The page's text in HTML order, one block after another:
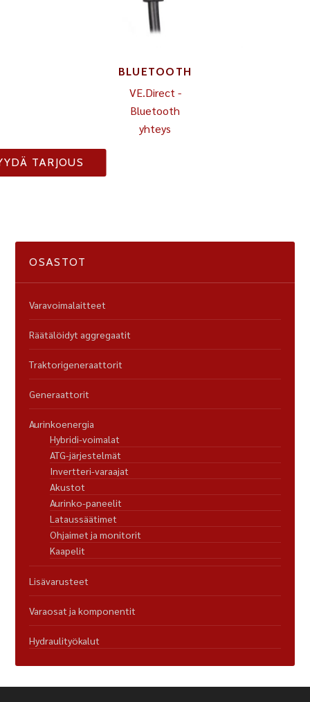
BLUETOOTH
VE.Direct -
Bluetooth
yhteys
TARJOUS
OSASTOT
Varavoimalaitteet
Räätälöidyt aggregaatit
Traktorigeneraattorit
Generaattorit
Aurinkoenergia
Hybridi-voimalat
ATG-järjestelmät
Invertteri-varaajat
Akustot
Aurinko-paneelit
Lataussäätimet
Ohjaimet ja monitorit
Kaapelit
Lisävarusteet
Varaosat ja komponentit
Hydraulityökalut